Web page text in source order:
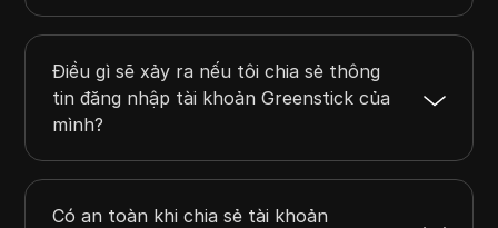
Điều gì sẽ xảy ra nếu tôi chia sẻ thông
tin đăng nhập tài khoản Greenstick của
mình?
Có an toàn khi chia sẻ tài khoản